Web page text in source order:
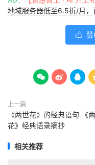
地域服务器低至6.5折/月
 赞
  
上一篇
《两世花》的经典语句 《
花》经典语录摘抄
相关推荐